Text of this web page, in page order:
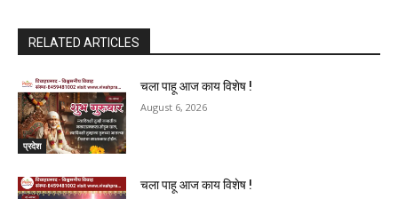
RELATED ARTICLES
प्रदेश
चला पाहू आज काय विशेष !
August 6, 2026
चला पाहू आज काय विशेष !